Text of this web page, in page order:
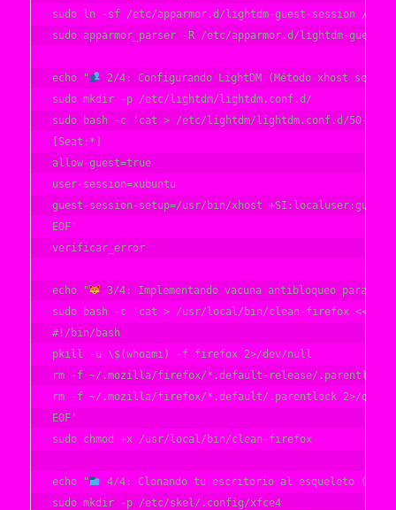
sudo ln -sf /etc/apparmor.d/lightdm-guest-session /etc/
sudo apparmor_parser -R /etc/apparmor.d/lightdm-guest-
echo "
2/4: Configurando LightDM (Método xhost
sudo mkdir -p /etc/lightdm/lightdm.conf.d/
sudo bash -c 'cat > /etc/lightdm/lightdm.conf.d/50-
[Seat:*]
allow-guest=true
user-session=xubuntu
guest-session-setup=/usr/bin/xhost +SI:localuser:guest
EOF'
verificar_error
echo "
3/4: Implementando vacuna antibloqueo para
sudo bash -c 'cat > /usr/local/bin/clean-firefox <<EOF
#!/bin/bash
pkill -u \$(whoami) -f firefox 2>/dev/null
rm -f ~/.mozilla/firefox/*.default-release/.parentlock
rm -f ~/.mozilla/firefox/*.default/.parentlock 2>/dev/
EOF'
sudo chmod +x /usr/local/bin/clean-firefox
echo "
4/4: Clonando tu escritorio al esqueleto
sudo mkdir -p /etc/skel/.config/xfce4